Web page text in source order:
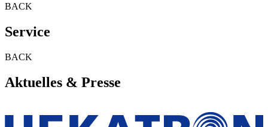
BACK
Service
BACK
Aktuelles & Presse